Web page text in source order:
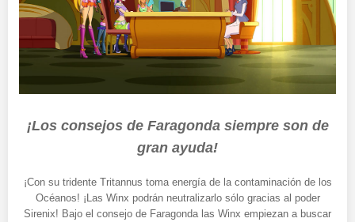
¡Los consejos de Faragonda siempre son de
gran ayuda!
¡Con su tridente Tritannus toma energía de la contaminación de los
Océanos! ¡Las Winx podrán neutralizarlo sólo gracias al poder
Sirenix! Bajo el consejo de Faragonda las Winx empiezan a buscar